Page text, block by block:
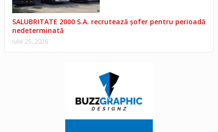
SALUBRITATE 2000 S.A. recrutează șofer pentru perioadă
nedeterminată
iulie 25, 2026